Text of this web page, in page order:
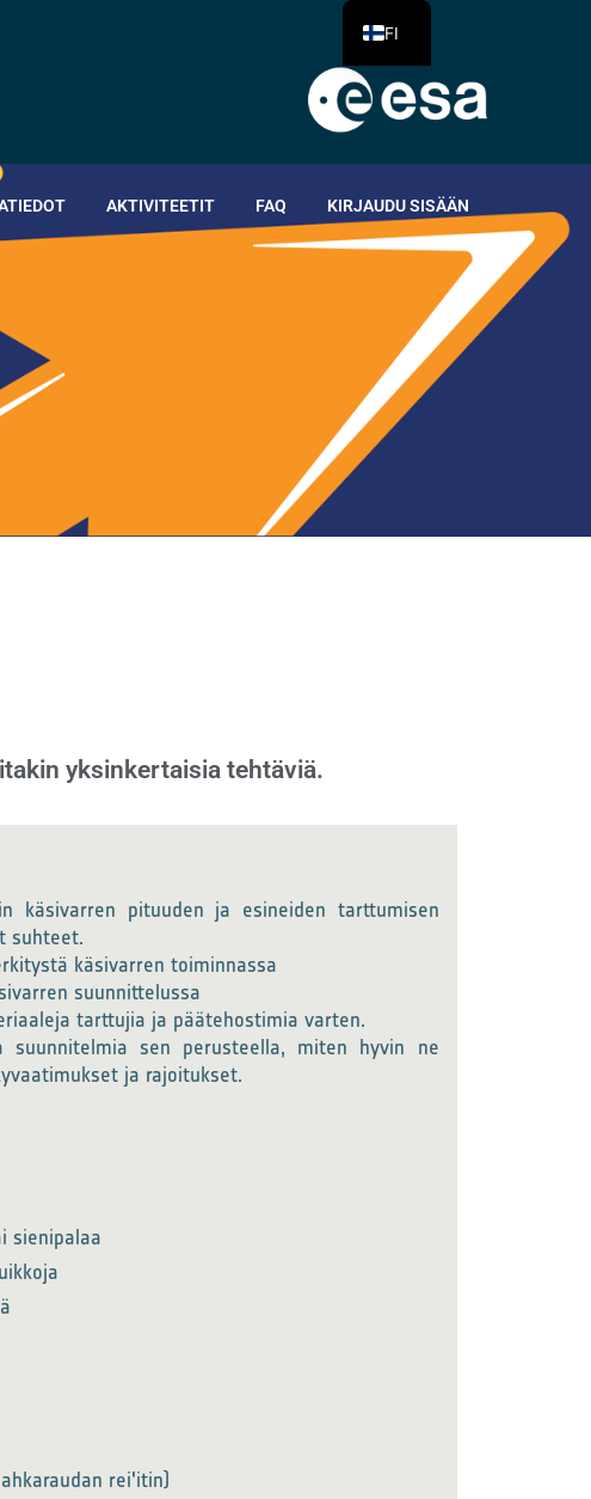
AKTIVITEETIT FAQ KIRJAUDU SISÄÄN
yksinkertaisia tehtäviä.
käsivarren pituuden ja esineiden tarttumisen
suhteet.
käsivarren toiminnassa
suunnittelussa
tarttujia ja päätehostimia varten.
suunnitelmia sen perusteella, miten hyvin ne
ja rajoitukset.
sienipalaa
rei'itin)
FI